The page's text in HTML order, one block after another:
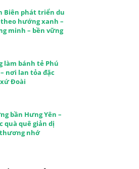
Biên phát triển du
hướng xanh –
minh – bền vững
làm bánh tẻ Phú
nơi lan tỏa đặc
Đoài
bần Hưng Yên –
quà quê giản dị
nhớ